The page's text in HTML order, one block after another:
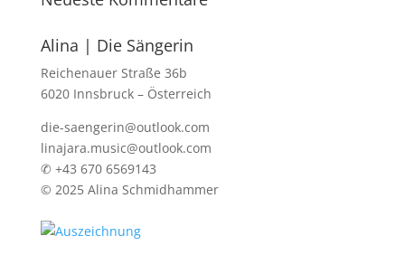
Alina | Die Sängerin
Reichenauer Straße 36b
6020 Innsbruck – Österreich
die-saengerin@outlook.com
linajara.music@outlook.com
✆ +43 670 6569143
© 2025 Alina Schmidhammer